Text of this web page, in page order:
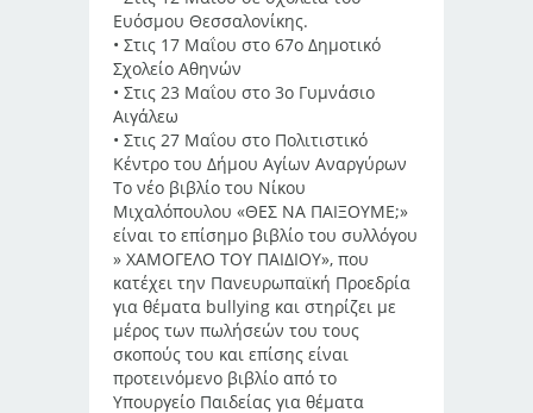
Ευόσμου Θεσσαλονίκης.
• Στις 17 Μαΐου στο 67ο Δημοτικό
Σχολείο Αθηνών
• Στις 23 Μαΐου στο 3ο Γυμνάσιο
Αιγάλεω
• Στις 27 Μαΐου στο Πολιτιστικό
Κέντρο του Δήμου Αγίων Αναργύρων
Το νέο βιβλίο του Νίκου
Μιχαλόπουλου «ΘΕΣ ΝΑ ΠΑΙΞΟΥΜΕ;»
είναι το επίσημο βιβλίο του συλλόγου
» ΧΑΜΟΓΕΛΟ ΤΟΥ ΠΑΙΔΙΟΥ», που
κατέχει την Πανευρωπαϊκή Προεδρία
για θέματα bullying και στηρίζει με
μέρος των πωλήσεών του τους
σκοπούς του και επίσης είναι
προτεινόμενο βιβλίο από το
Υπουργείο Παιδείας για θέματα